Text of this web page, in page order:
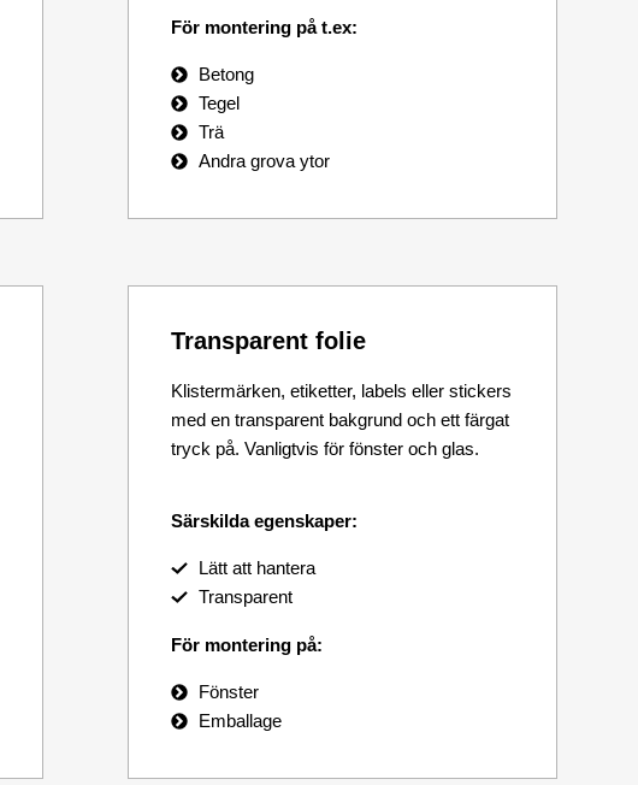
För montering på t.ex:
Betong
Tegel
Trä
Andra grova ytor
Transparent folie
Klistermärken, etiketter, labels eller stickers
med en transparent bakgrund och ett färgat
tryck på. Vanligtvis för fönster och glas.
Särskilda egenskaper:
Lätt att hantera
Transparent
För montering på:
Fönster
Emballage